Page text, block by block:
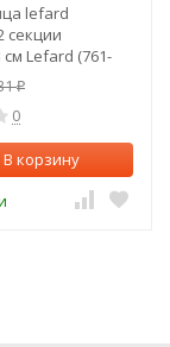
lefard
секции
Lefard (761-
₽
0
В корзину